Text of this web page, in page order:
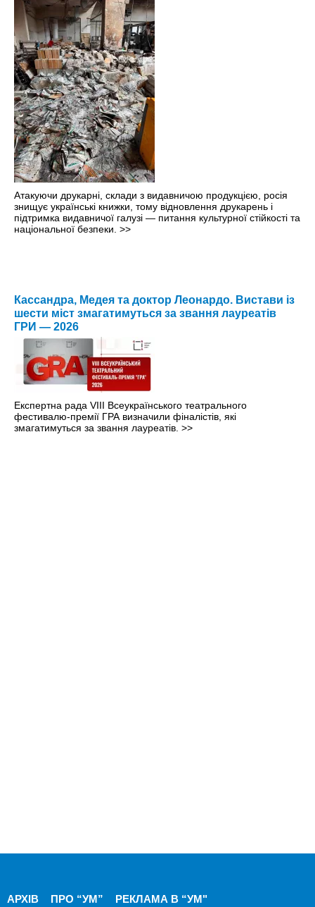
Атакуючи друкарні, склади з видавничою продукцією, росія
знищує українські книжки, тому відновлення друкарень і
підтримка видавничої галузі — питання культурної стійкості та
національної безпеки. >>
Кассандра, Медея та доктор Леонардо. Вистави із
шести міст змагатимуться за звання лауреатів
ГРИ — 2026
Експертна рада VIII Всеукраїнського театрального
фестивалю-премії ГРА визначили фіналістів, які
змагатимуться за звання лауреатів. >>
АРХІВ ПРО “УМ” РЕКЛАМА В “УМ"